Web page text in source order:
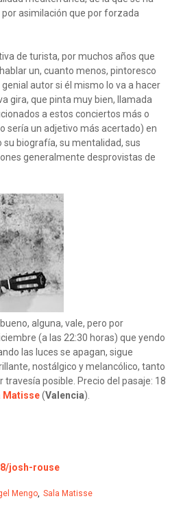
asimilación que por forzada
de turista, por muchos años que
un, cuanto menos, pintoresco
autor si él mismo lo va a hacer
gira, que pinta muy bien, llamada
a estos conciertos más o
sería un adjetivo más acertado) en
biografía, su mentalidad, sus
generalmente desprovistas de
alguna, vale, pero por
(a las 22:30 horas) que yendo
las luces se apagan, sigue
nostálgico y melancólico, tanto
posible. Precio del pasaje: 18
Matisse(Valencia).
josh-rouse
Mengo Sala Matisse